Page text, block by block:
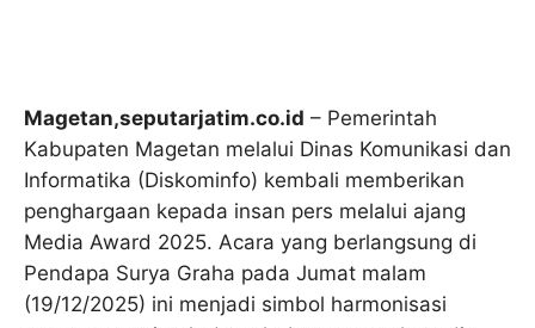
Magetan,seputarjatim.co.id – Pemerintah
Kabupaten Magetan melalui Dinas Komunikasi dan
Informatika (Diskominfo) kembali memberikan
penghargaan kepada insan pers melalui ajang
Media Award 2025. Acara yang berlangsung di
Pendapa Surya Graha pada Jumat malam
(19/12/2025) ini menjadi simbol harmonisasi